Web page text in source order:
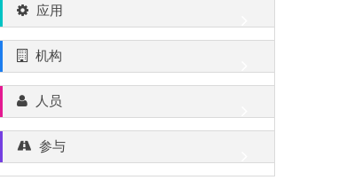
应用
机构
人员
参与